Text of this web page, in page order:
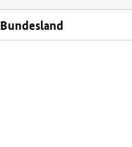
Bundesland